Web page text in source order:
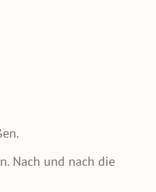
Nach und nach die